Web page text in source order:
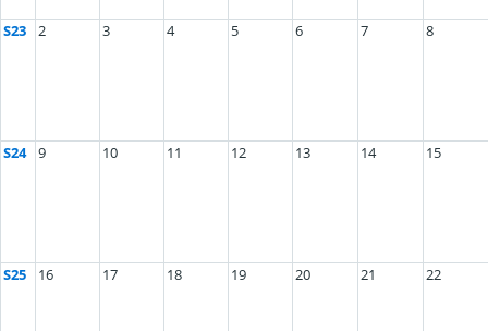
S23 2 3 4 5 6 7 8
S24 9 10 11 12 13 14 15
S25 16 17 18 19 20 21 22